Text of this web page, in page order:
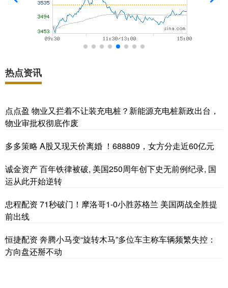
热点资讯
点点盈 物业又拦着不让装充电桩？新能源充电桩新政出台，
物业审批权彻底作废
多多策略 A股又现天价离婚 ！688809，女方分走近60亿元
诚金资产 百年铁律被破, 美国250周年创下史无前例纪录, 国
运从此开始逆转
忠程配资 71秒破门！摩洛哥1-0小胜苏格兰 美国两战全胜提
前出线
恒捷配资 奔腾小马变“旋转木马”多位车主称车辆频繁失控：
方向盘还掰不动